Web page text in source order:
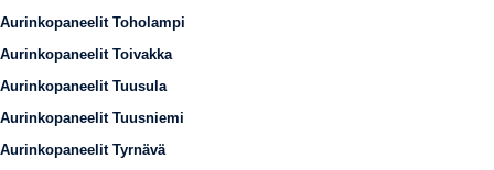
Aurinkopaneelit Toholampi
Aurinkopaneelit Toivakka
Aurinkopaneelit Tuusula
Aurinkopaneelit Tuusniemi
Aurinkopaneelit Tyrnävä